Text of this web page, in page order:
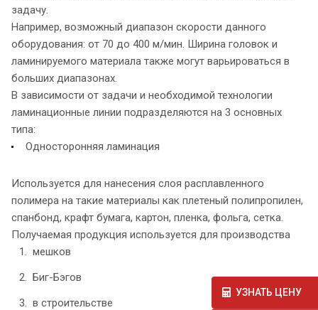
задачу.
Например, возможный диапазон скорости данного
оборудования: от 70 до 400 м/мин. Ширина головок и
ламинируемого материала также могут варьироваться в
больших диапазонах.
В зависимости от задачи и необходимой технологии
ламинационные линии подразделяются на 3 основных
типа:
Односторонняя ламинация
Используется для нанесения слоя расплавленного
полимера на такие материалы как плетеный полипропилен,
спанбонд, крафт бумага, картон, пленка, фольга, сетка.
Получаемая продукция используется для производства
мешков
Биг-Бэгов
в строительстве
УЗНАТЬ ЦЕНУ